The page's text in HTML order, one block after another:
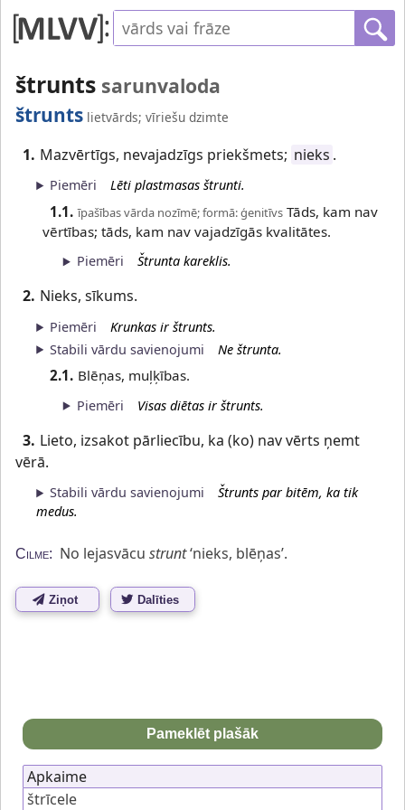
štrunts sarunvaloda
štrunts lietvārds; vīriešu dzimte
1. Mazvērtīgs, nevajadzīgs priekšmets; nieks .
Piemēri Lēti plastmasas štrunti.
1.1. īpašības vārda nozīmē; formā: ģenitīvs Tāds, kam nav
vērtības; tāds, kam nav vajadzīgās kvalitātes.
Piemēri Štrunta kareklis.
2. Nieks, sīkums.
Piemēri
Krunkas ir štrunts.
Stabili vārdu savienojumi
Ne štrunta.
2.1. Blēņas, muļķības.
Piemēri Visas diētas ir štrunts.
3. Lieto, izsakot pārliecību, ka (ko) nav vērts ņemt
vērā.
Stabili vārdu savienojumi
Štrunts par bitēm, ka tik
medus.
Cilme: No lejasvācu strunt‘nieks, blēņas’.
Ziņot Dalīties
Pameklēt plašāk
Apkaime
štrīcele